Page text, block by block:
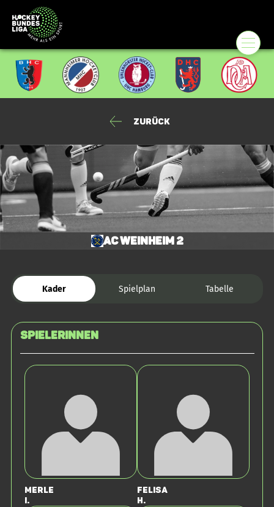
Zurück
AC Weinheim 2
Kader Spielplan Tabelle
SPIELERINNEN
Merle
I.
Felisa
H.